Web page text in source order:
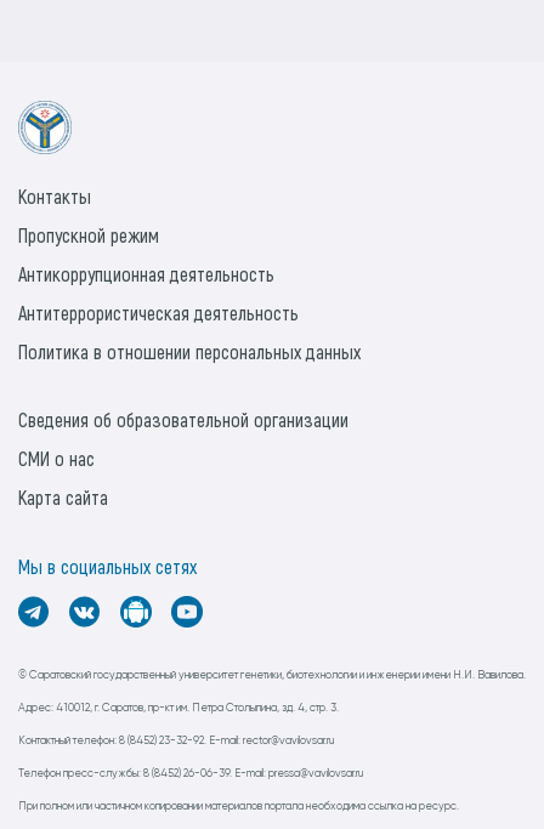
© Саратовский государственный университет генетики, биотехнологии и инженерии имени Н.И. Вавилова.
Адрес: 410012, г. Саратов, пр-кт им. Петра Столыпина, зд. 4, стр. 3.
Контактный телефон: 8 (8452) 23-32-92. E-mail: rector@vavilovsar.ru
Телефон пресс-службы: 8 (8452) 26-06-39. E-mail: pressa@vavilovsar.ru
При полном или частичном копировании материалов портала необходима ссылка на ресурс.
Контакты
Пропускной режим
Антикоррупционная деятельность
Антитеррористическая деятельность
Политика в отношении персональных данных
Сведения об образовательной организации
СМИ о нас
Карта сайта
Мы в социальных сетях